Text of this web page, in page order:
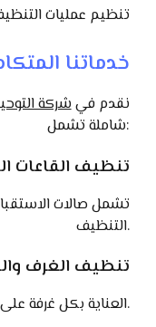
تنظيم عمليات
خدماتنا
نقدم فيشركة
شاملة تشمل:
تنظيف القاعات
تشمل صالات
التنظيف.
تنظيف الغرف
العناية بكل غرفة على حدة مع التركيز على التفاصيل الدقيقة.